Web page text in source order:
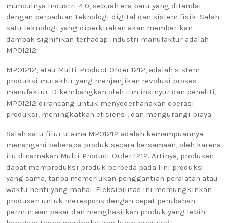
munculnya Industri 4.0, sebuah era baru yang ditandai
dengan perpaduan teknologi digital dan sistem fisik. Salah
satu teknologi yang diperkirakan akan memberikan
dampak signifikan terhadap industri manufaktur adalah
MPO1212.
MPO1212, atau Multi-Product Order 1212, adalah sistem
produksi mutakhir yang menjanjikan revolusi proses
manufaktur. Dikembangkan oleh tim insinyur dan peneliti,
MPO1212 dirancang untuk menyederhanakan operasi
produksi, meningkatkan efisiensi, dan mengurangi biaya.
Salah satu fitur utama MPO1212 adalah kemampuannya
menangani beberapa produk secara bersamaan, oleh karena
itu dinamakan Multi-Product Order 1212. Artinya, produsen
dapat memproduksi produk berbeda pada lini produksi
yang sama, tanpa memerlukan penggantian peralatan atau
waktu henti yang mahal. Fleksibilitas ini memungkinkan
produsen untuk merespons dengan cepat perubahan
permintaan pasar dan menghasilkan produk yang lebih